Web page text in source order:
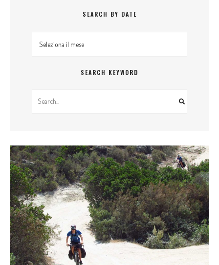
SEARCH BY DATE
Search By Date
SEARCH KEYWORD